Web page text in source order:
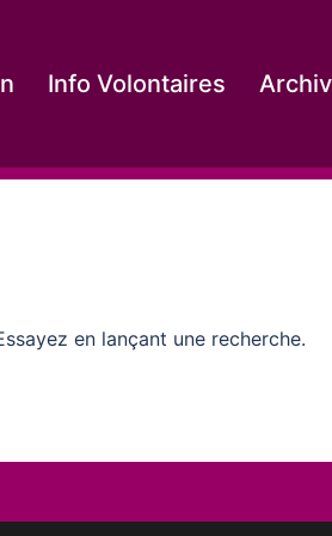
Info Volontaires
en lançant une recherche.